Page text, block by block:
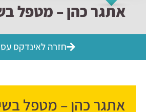
אתגר כהן – מטפל
חזרה לאינדקס
אתגר כהן – מטפל